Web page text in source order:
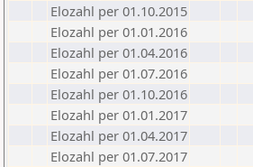
Elozahl per 01.10.2015
Elozahl per 01.01.2016
Elozahl per 01.04.2016
Elozahl per 01.07.2016
Elozahl per 01.10.2016
Elozahl per 01.01.2017
Elozahl per 01.04.2017
Elozahl per 01.07.2017